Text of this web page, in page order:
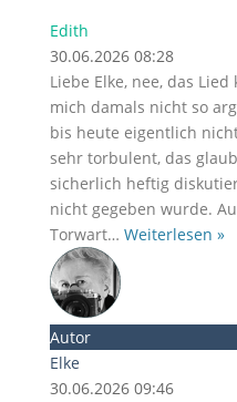
Edith
30.06.2026 08:28
Liebe Elke, nee, das
mich damals nicht so
bis heute eigentlich
sehr torbulent, das
sicherlich heftig
nicht gegeben wurde.
Torwart… Weiterlesen »
Autor
Elke
30.06.2026 09:46